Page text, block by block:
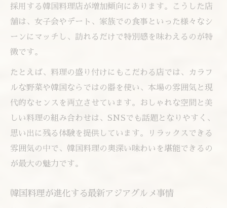
採用する韓国料理店が増加傾向にあります。こうした店
舗は、女子会やデート、家族での食事といった様々なシ
ーンにマッチし、訪れるだけで特別感を味わえるのが特
徴です。
たとえば、料理の盛り付けにもこだわる店では、カラフ
ルな野菜や韓国ならではの器を使い、本場の雰囲気と現
代的なセンスを両立させています。おしゃれな空間と美
しい料理の組み合わせは、SNSでも話題となりやすく、
思い出に残る体験を提供しています。リラックスできる
雰囲気の中で、韓国料理の奥深い味わいを堪能できるの
が最大の魅力です。
韓国料理が進化する最新アジアグルメ事情